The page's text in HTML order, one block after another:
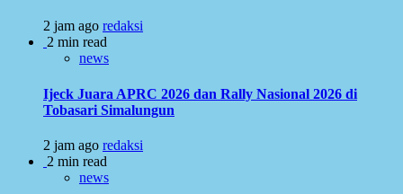
2 jam ago redaksi
2 min read
news
Ijeck Juara APRC 2026 dan Rally Nasional 2026 di
Tobasari Simalungun
2 jam ago redaksi
2 min read
news